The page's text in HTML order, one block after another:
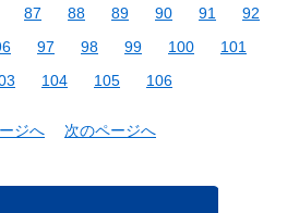
87 88 89 90 91
92
97 98 99 100
101
104 105 106
ジへ 次のページへ